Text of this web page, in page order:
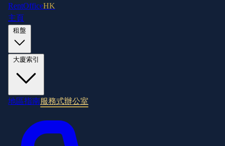
RentOfficeHK
主頁
地區指南服務式辦公室